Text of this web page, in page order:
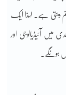
دیتی ہے۔ لہذا ایک
میں آئیڈیالوجی اور
ہونگے۔